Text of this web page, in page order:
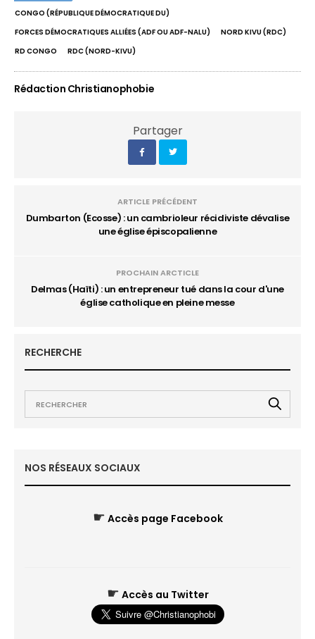
CONGO (RÉPUBLIQUE DÉMOCRATIQUE DU)
FORCES DÉMOCRATIQUES ALLIÉES (ADF OU ADF-NALU)
NORD KIVU (RDC)
RD CONGO
RDC (NORD-KIVU)
Rédaction Christianophobie
Partager
ARTICLE PRÉCÉDENT
Dumbarton (Ecosse) : un cambrioleur récidiviste dévalise
une église épiscopalienne
PROCHAIN ARCTICLE
Delmas (Haïti) : un entrepreneur tué dans la cour d'une
église catholique en pleine messe
RECHERCHE
NOS RÉSEAUX SOCIAUX
☛ Accès page Facebook
☛ Accès au Twitter